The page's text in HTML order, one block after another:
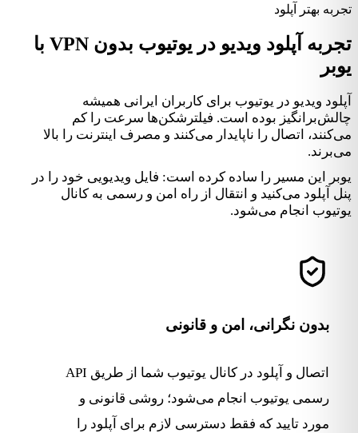
تجربه بهتر آپلود
تجربه آپلود ویدیو در یوتیوب بدون VPN با
یوبر
آپلود ویدیو در یوتیوب برای کاربران ایرانی همیشه
چالش‌برانگیز بوده است. فیلترشکن‌ها سرعت را کم
می‌کنند، اتصال را ناپایدار می‌کنند و مصرف اینترنت را بالا
می‌برند.
یوبر این مسیر را ساده کرده است: فایل ویدیویی خود را در
پنل آپلود می‌کنید و انتقال از راه امن و رسمی به کانال
یوتیوب انجام می‌شود.
بدون نگرانی، امن و قانونی
اتصال و آپلود در کانال یوتیوب شما از طریق API
رسمی یوتیوب انجام می‌شود؛ روشی قانونی و
مورد تایید که فقط دسترسی لازم برای آپلود را